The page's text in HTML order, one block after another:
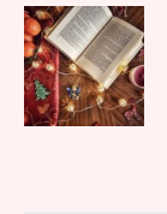
文
章
導
覽
Parent
post: